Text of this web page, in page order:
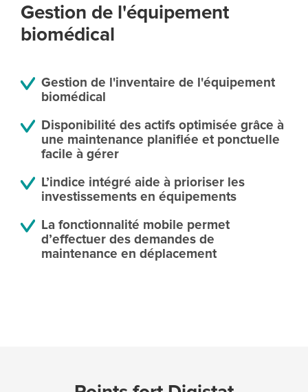
Gestion de l'équipement
biomédical
Gestion de l'inventaire de l'équipement
biomédical
Disponibilité des actifs optimisée grâce à
une maintenance planifiée et ponctuelle
facile à gérer
L’indice intégré aide à prioriser les
investissements en équipements
La fonctionnalité mobile permet
d’effectuer des demandes de
maintenance en déplacement